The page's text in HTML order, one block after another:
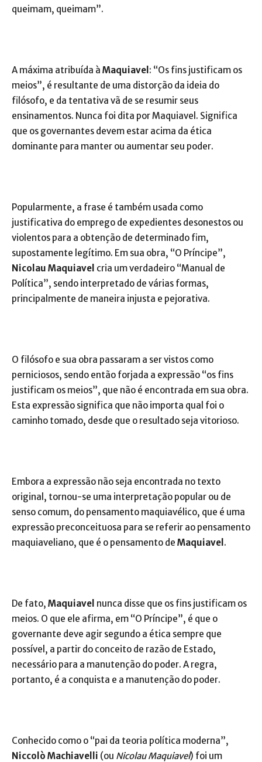
queimam, queimam”.
A máxima atribuída à Maquiavel : “Os fins justificam os
meios”, é resultante de uma distorção da ideia do
filósofo, e da tentativa vã de se resumir seus
ensinamentos. Nunca foi dita por Maquiavel. Significa
que os governantes devem estar acima da ética
dominante para manter ou aumentar seu poder.
Popularmente, a frase é também usada como
justificativa do emprego de expedientes desonestos ou
violentos para a obtenção de determinado fim,
supostamente legítimo. Em sua obra, “O Príncipe”,
Nicolau Maquiavel cria um verdadeiro “Manual de
Política”, sendo interpretado de várias formas,
principalmente de maneira injusta e pejorativa.
O filósofo e sua obra passaram a ser vistos como
perniciosos, sendo então forjada a expressão “os fins
justificam os meios”, que não é encontrada em sua obra.
Esta expressão significa que não importa qual foi o
caminho tomado, desde que o resultado seja vitorioso.
Embora a expressão não seja encontrada no texto
original, tornou-se uma interpretação popular ou de
senso comum, do pensamento maquiavélico, que é uma
expressão preconceituosa para se referir ao pensamento
maquiaveliano, que é o pensamento de Maquiavel .
De fato, Maquiavel nunca disse que os fins justificam os
meios. O que ele afirma, em “O Príncipe”, é que o
governante deve agir segundo a ética sempre que
possível, a partir do conceito de razão de Estado,
necessário para a manutenção do poder. A regra,
portanto, é a conquista e a manutenção do poder.
Conhecido como o “pai da teoria política moderna”,
Niccolò Machiavelli (ou Nicolau Maquiavel) foi um